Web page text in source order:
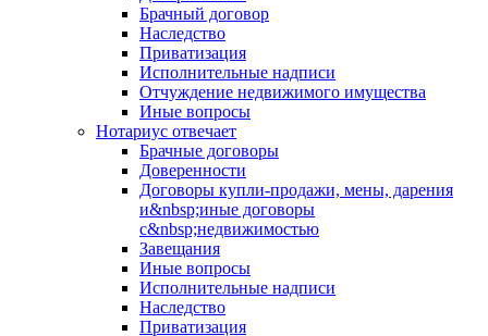
Брачный договор
Наследство
Приватизация
Исполнительные надписи
Отчуждение недвижимого имущества
Иные вопросы
Нотариус отвечает
Брачные договоры
Доверенности
Договоры купли-продажи, мены, дарения
и&nbsp;иные договоры
с&nbsp;недвижимостью
Завещания
Иные вопросы
Исполнительные надписи
Наследство
Приватизация